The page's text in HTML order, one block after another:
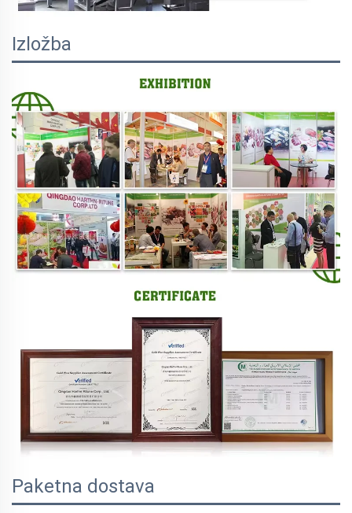
Izložba
Paketna dostava